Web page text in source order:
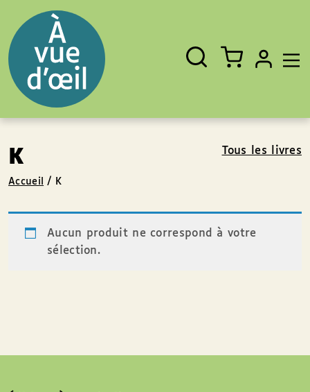
Fermer
Rechercher
un
livre,
un
auteur,
un
EAN
K Tous les livres
Accueil / K
Aucun produit ne correspond à votre
sélection.